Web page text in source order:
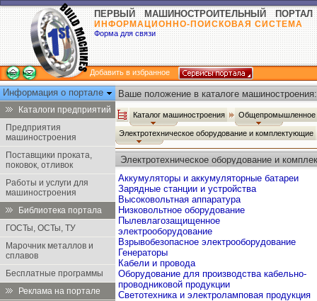
ПЕРВЫЙ МАШИНОСТРОИТЕЛЬНЫЙ ПОРТАЛ
ИНФОРМАЦИОННО-ПОИСКОВАЯ СИСТЕМА
Форма для связи
Добавить в избранное
Информация о портале
Каталоги предприятий
Предприятия
машиностроения
Поставщики проката,
поковок, отливок
Работы и услуги для
машиностроения
Библиотека портала
ГОСТы, ОСТы, ТУ
Марочник металлов и
сплавов
Бесплатные программы
Реклама на портале
Ваше положение в каталоге машиностроения:
Каталог машиностроения Общепромышленное
Электротехническое оборудование и комплектующие
Электротехническое оборудование и
Аккумуляторы и аккумуляторные батареи
Зарядные станции и устройства
Высоковольтная аппаратура
Низковольтное оборудование
Пылевлагозащищенное
электрооборудование
Взрывобезопасное электрооборудование
Генераторы
Кабели и провода
Оборудование для производства кабельно-
проводниковой продукции
Светотехника и электроламповая продукция